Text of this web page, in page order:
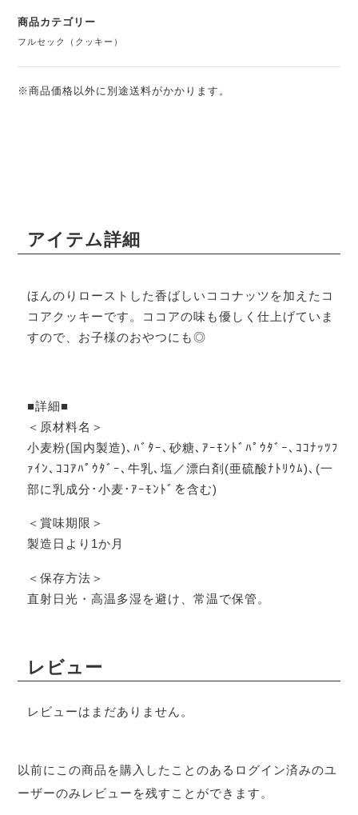
商品カテゴリー
フルセック（クッキー）
※商品価格以外に別途送料がかかります。
アイテム詳細
ほんのりローストした香ばしいココナッツを加えたコ
コアクッキーです。ココアの味も優しく仕上げていま
すので、お子様のおやつにも◎
■詳細■
＜原材料名＞
小麦粉(国内製造)､ﾊﾞﾀｰ､砂糖､ｱｰﾓﾝﾄﾞﾊﾟｳﾀﾞｰ､ｺｺﾅｯﾂﾌ
ｧｲﾝ､ｺｺｱﾊﾟｳﾀﾞｰ､牛乳､塩／漂白剤(亜硫酸ﾅﾄﾘｳﾑ)､(一
部に乳成分･小麦･ｱｰﾓﾝﾄﾞを含む)
＜賞味期限＞
製造日より1か月
＜保存方法＞
直射日光・高温多湿を避け、常温で保管。
レビュー
レビューはまだありません。
以前にこの商品を購入したことのあるログイン済みのユ
ーザーのみレビューを残すことができます。